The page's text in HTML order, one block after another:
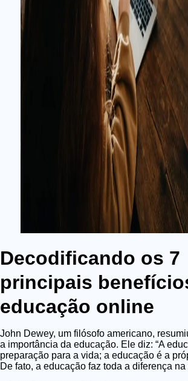
Decodificando os 7
principais
educação online
John Dewey, um filósofo americano,
a importância da educação. Ele diz: “A
preparação para a vida; a educação é a
De fato, a educação faz toda a diferença na